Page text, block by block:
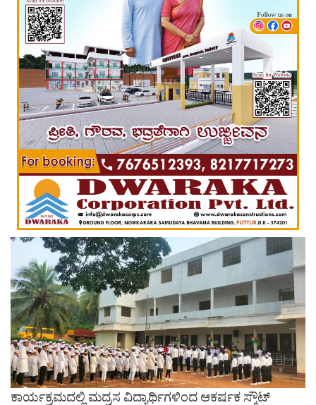
ಕಾರ್ಯಕ್ರಮದಲ್ಲಿ ಮದ್ರಸ ವಿದ್ಯಾರ್ಥಿಗಳಿಂದ ಆಕರ್ಷಕ ಸ್ಕೌಟ್